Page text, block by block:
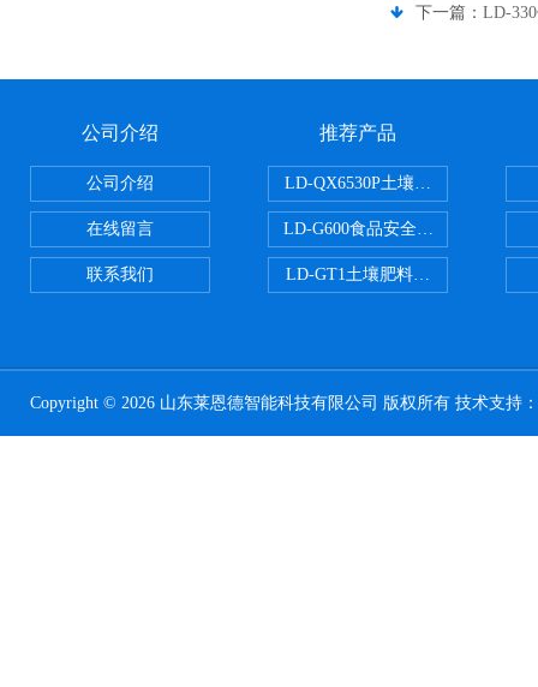
下一篇： LD-
公司介绍
公司介绍
在线留言
联系我们
推荐产品
LD-QX6530P土壤氧化还原电位检
LD-G600食品安全检测仪
LD-GT1土壤肥料养分检测仪
Copyright © 2026 山东莱恩德智能科技有限公司 版权所有 技术支持：